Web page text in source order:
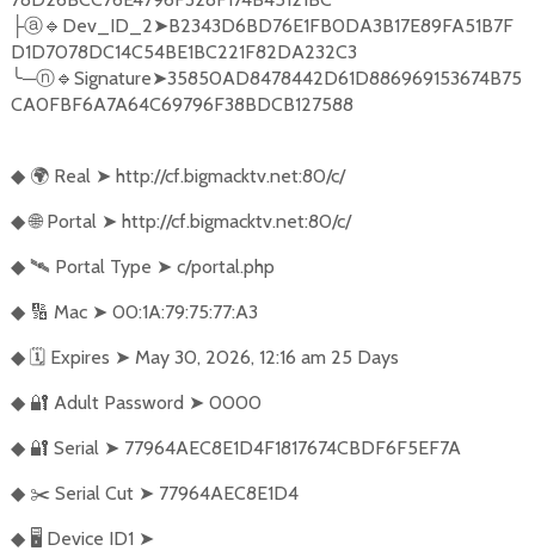
├ⓐ🔹 Dev_ID_2➤B2343D6BD76E1FB0DA3B17E89FA51B7F
D1D7078DC14C54BE1BC221F82DA232C3
╰─ⓝ🔹 Signature➤35850AD8478442D61D886969153674B75
CA0FBF6A7A64C69796F38BDCB127588
◆ 🌍Real ➤ http://cf.bigmacktv.net:80/c/
◆ 🌐Portal ➤ http://cf.bigmacktv.net:80/c/
◆ 🛰️ Portal Type ➤ c/portal.php
◆ 🔢 Mac ➤ 00:1A:79:75:77:A3
◆ 🗓️Expires ➤ May 30, 2026, 12:16 am 25 Days
◆ 🔐 Adult Password ➤ 0000
◆ 🔐 Serial ➤ 77964AEC8E1D4F1817674CBDF6F5EF7A
◆ ✂️ Serial Cut ➤ 77964AEC8E1D4
◆ 🖥️ Device ID1 ➤